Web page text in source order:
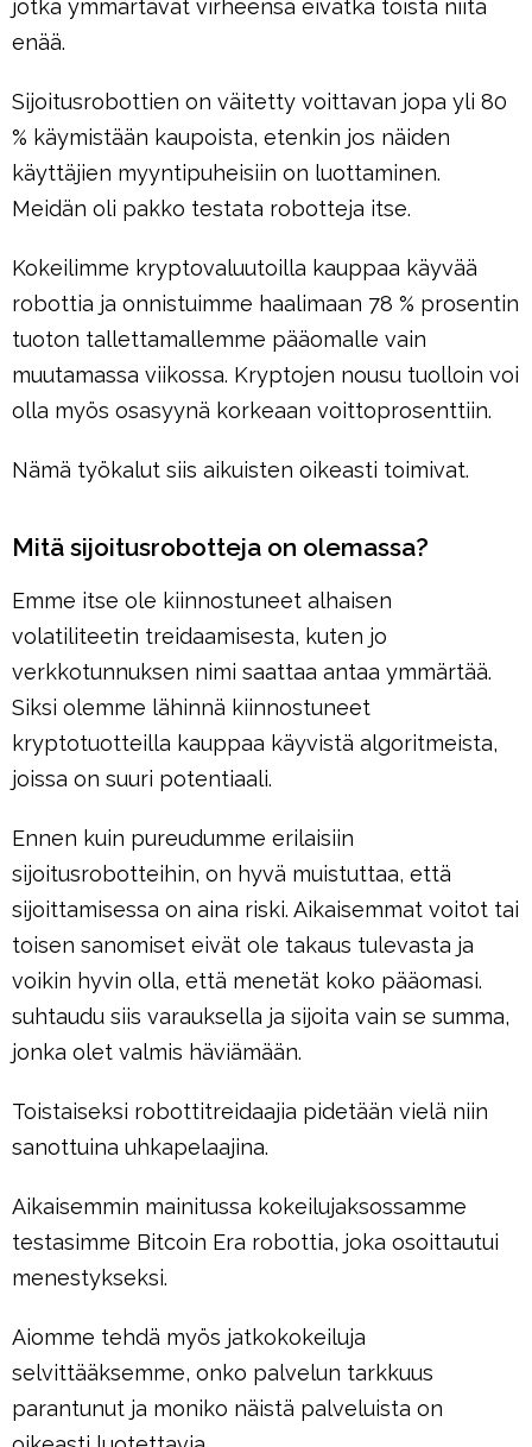
jotka ymmärtävät virheensä eivätkä toista niitä
enää.
Sijoitusrobottien on väitetty voittavan jopa yli 80
% käymistään kaupoista, etenkin jos näiden
käyttäjien myyntipuheisiin on luottaminen.
Meidän oli pakko testata robotteja itse.
Kokeilimme kryptovaluutoilla kauppaa käyvää
robottia ja onnistuimme haalimaan 78 % prosentin
tuoton tallettamallemme pääomalle vain
muutamassa viikossa. Kryptojen nousu tuolloin voi
olla myös osasyynä korkeaan voittoprosenttiin.
Nämä työkalut siis aikuisten oikeasti toimivat.
Mitä sijoitusrobotteja on olemassa?
Emme itse ole kiinnostuneet alhaisen
volatiliteetin treidaamisesta, kuten jo
verkkotunnuksen nimi saattaa antaa ymmärtää.
Siksi olemme lähinnä kiinnostuneet
kryptotuotteilla kauppaa käyvistä algoritmeista,
joissa on suuri potentiaali.
Ennen kuin pureudumme erilaisiin
sijoitusrobotteihin, on hyvä muistuttaa, että
sijoittamisessa on aina riski. Aikaisemmat voitot tai
toisen sanomiset eivät ole takaus tulevasta ja
voikin hyvin olla, että menetät koko pääomasi.
suhtaudu siis varauksella ja sijoita vain se summa,
jonka olet valmis häviämään.
Toistaiseksi robottitreidaajia pidetään vielä niin
sanottuina uhkapelaajina.
Aikaisemmin mainitussa kokeilujaksossamme
testasimme Bitcoin Era robottia, joka osoittautui
menestykseksi.
Aiomme tehdä myös jatkokokeiluja
selvittääksemme, onko palvelun tarkkuus
parantunut ja moniko näistä palveluista on